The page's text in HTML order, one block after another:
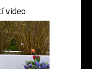
video